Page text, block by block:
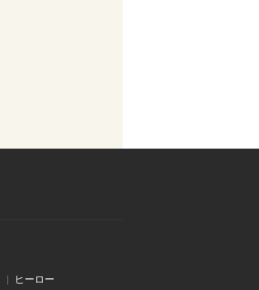
ヒーロー